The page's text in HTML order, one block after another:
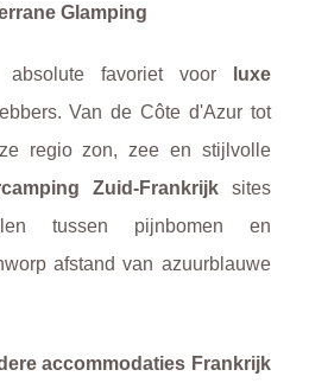
Glamping
absolute favoriet voor
luxe
Van de Côte d'Azur tot
regio zon, zee en stijlvolle
Zuid-Frankrijksites
tussen pijnbomen en
afstand van azuurblauwe
accommodaties Frankrijk